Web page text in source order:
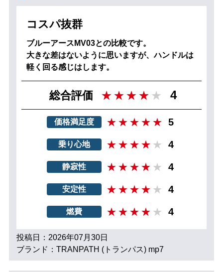
コスパ抜群
ブルーアースMV03との比較です。
大きな差はないように思いますが、ハンドルは
軽く回る感じはします。
総合評価 4
価格満足度 5
乗り心地 4
静寂性 4
安定性 4
燃費 4
投稿日：2026年07月30日
ブランド：TRANPATH (トランパス) mp7